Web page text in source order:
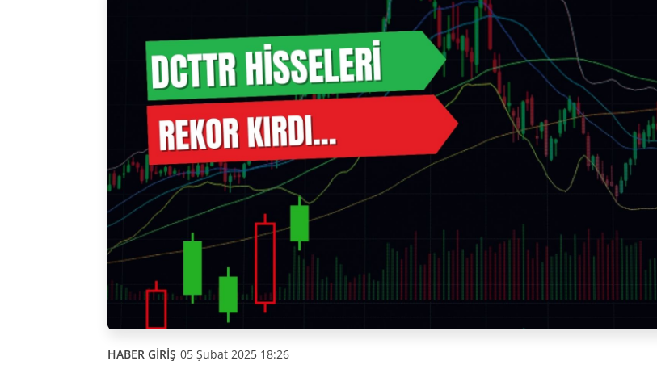
HABER GİRİŞ 05 Şubat 2025 18:26